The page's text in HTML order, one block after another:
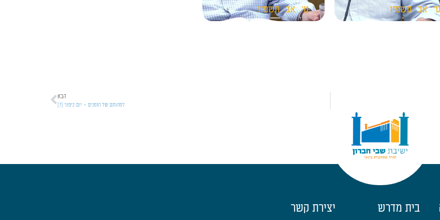
אב תשפ"ו ט' אב תשפ"ו
הבא
למהותם של הזמנים – יום כיפור [7]
בית מדרש יצירת קשר